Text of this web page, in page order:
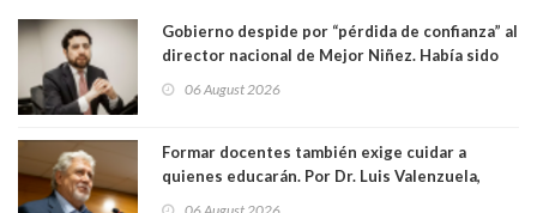
Gobierno despide por “pérdida de confianza” al
director nacional de Mejor Niñez. Había sido
06 August 2026
Formar docentes también exige cuidar a
quienes educarán. Por Dr. Luis Valenzuela,